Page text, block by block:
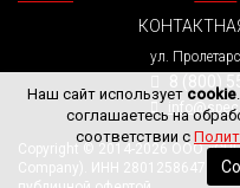
ул.
8 (800)
Copyright © 2014-2026 ООО
Company). ИНН 2801258647.
Наш сайт использует cookie
соглашаетесь на
соответствии с